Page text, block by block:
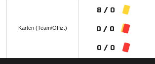
Karten (Team/Offiz.)
8 / 0
0 / 0
0 / 0